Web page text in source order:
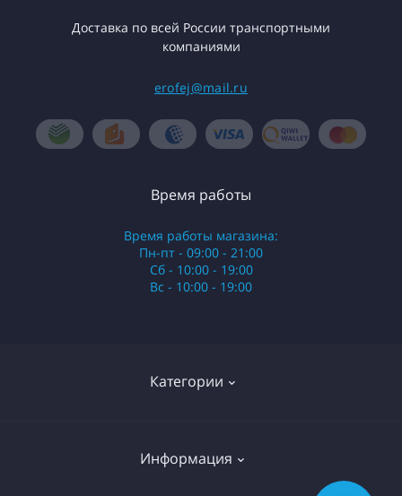
Доставка по всей России транспортными
компаниями
erofej@mail.ru
Категории
Информация
Время работы
Время работы магазина:
Пн-пт - 09:00 - 21:00
Сб - 10:00 - 19:00
Вс - 10:00 - 19:00